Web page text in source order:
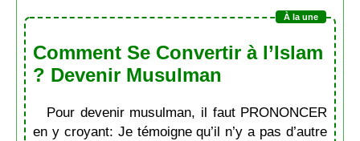
Comment Se Convertir à l’Islam
? Devenir Musulman
Pour devenir musulman, il faut PRONONCER
en y croyant: Je témoigne qu’il n’y a pas d’autre